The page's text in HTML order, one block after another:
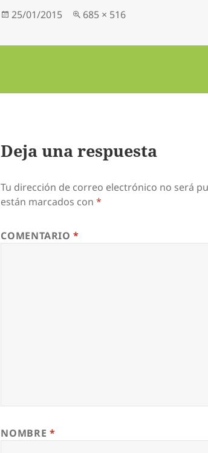
Publicado
25/01/2015
Tamaño
685 × 516
Deja una respuesta
Tu dirección de correo electrónico no será
están marcados con*
COMENTARIO*
NOMBRE *